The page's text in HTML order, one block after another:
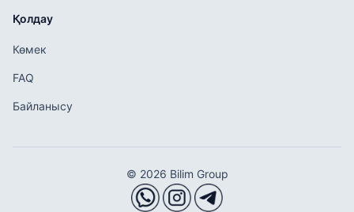
Қолдау
Көмек
FAQ
Байланысу
© 2026 Bilim Group